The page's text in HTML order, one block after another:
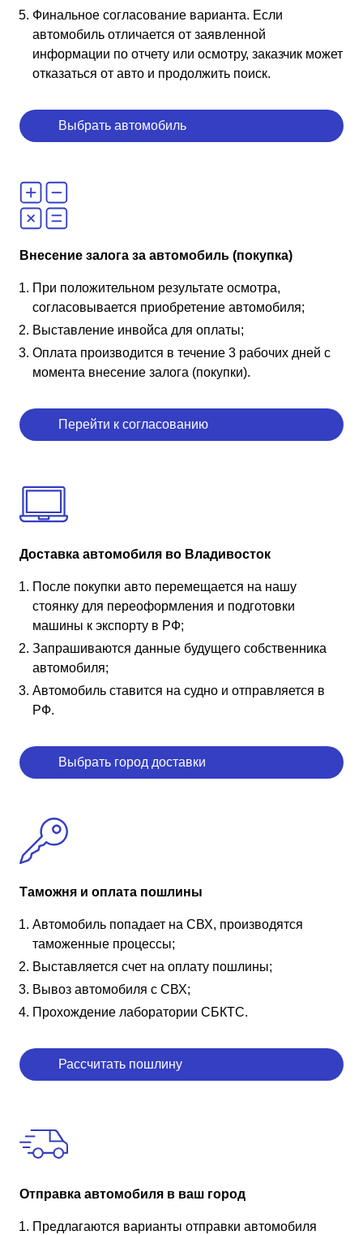
Финальное согласование варианта. Если
автомобиль отличается от заявленной
информации по отчету или осмотру, заказчик может
отказаться от авто и продолжить поиск.
Выбрать автомобиль
Внесение залога за автомобиль (покупка)
При положительном результате осмотра,
согласовывается приобретение автомобиля;
Выставление инвойса для оплаты;
Оплата производится в течение 3 рабочих дней с
момента внесение залога (покупки).
Перейти к согласованию
Доставка автомобиля во Владивосток
После покупки авто перемещается на нашу
стоянку для переоформления и подготовки
машины к экспорту в РФ;
Запрашиваются данные будущего собственника
автомобиля;
Автомобиль ставится на судно и отправляется в
РФ.
Выбрать город доставки
Таможня и оплата пошлины
Автомобиль попадает на СВХ, производятся
таможенные процессы;
Выставляется счет на оплату пошлины;
Вывоз автомобиля с СВХ;
Прохождение лаборатории СБКТС.
Рассчитать пошлину
Отправка автомобиля в ваш город
Предлагаются варианты отправки автомобиля